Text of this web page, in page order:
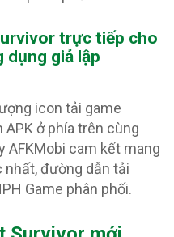
trực tiếp cho
dụng giả lập
icon tải game
ở phía trên cùng
AFKMobi cam kết mang
đường dẫn tải
Game phân phối.